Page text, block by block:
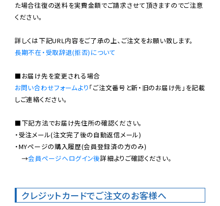
た場合往復の送料を実費金額でご請求させて頂きますのでご注意
ください。
長期不在・受取辞退(拒否)について
お問い合わせフォームより 「ご注文番号と新・旧のお届け先」を記載
しご連絡ください。
■下記方法でお届け先住所の確認ください。
・受注メール(注文完了後の自動返信メール)
・MYページの購入履歴(会員登録済の方のみ)
→会員ページへログイン後詳細よりご確認ください。
クレジットカードでご注文のお客様へ